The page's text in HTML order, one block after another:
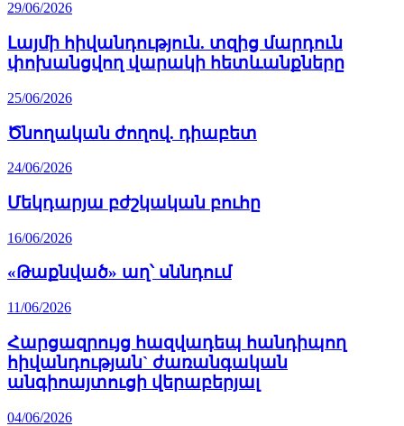
29/06/2026
Լայմի հիվանդություն. տզից մարդուն
փոխանցվող վարակի հետևանքները
25/06/2026
Ծնողական ժողով. դիաբետ
24/06/2026
Մեկդարյա բժշկական բուհը
16/06/2026
«Թաքնված» աղ՝ սննդում
11/06/2026
Հարցազրույց հազվադեպ հանդիպող
հիվանդության` ժառանգական
անգիոայտուցի վերաբերյալ
04/06/2026